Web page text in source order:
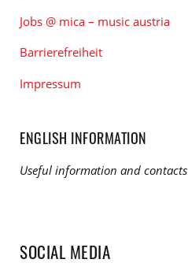
Jobs @ mica – music austria
Barrierefreiheit
Impressum
ENGLISH INFORMATION
Useful information and contacts
SOCIAL MEDIA